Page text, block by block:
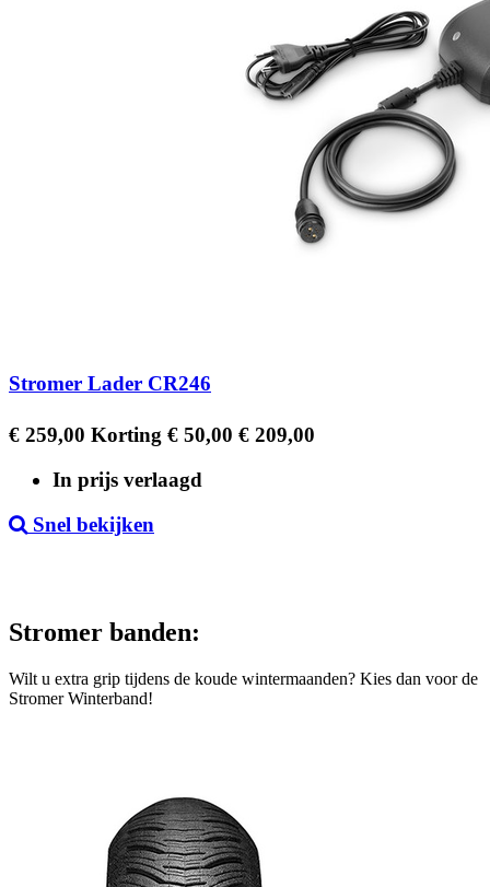
Stromer Lader CR246
Regular
€ 259,00 Korting € 50,00 Prijs
€ 209,00
In prijs verlaagd
Snel bekijken
Stromer banden:
Wilt u extra grip tijdens de koude wintermaanden? Kies dan voor de
Stromer Winterband!